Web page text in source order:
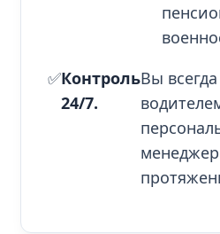
✅Контроль
24/7.
Вы